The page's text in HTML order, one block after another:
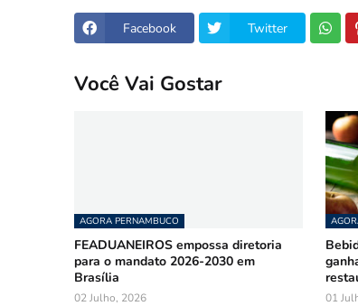
Facebook Twitter
Você Vai Gostar
AGORA PERNAMBUCO
FEADUANEIROS empossa diretoria
para o mandato 2026-2030 em
Brasília
02 Julho, 2026 01